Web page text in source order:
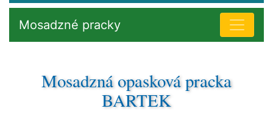
Mosadzné pracky
Mosadzná opasková pracka
BARTEK